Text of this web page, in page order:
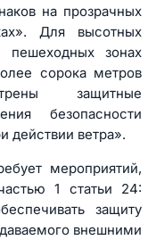
на прозрачных
Для высотных
пешеходных зонах
сорока метров
защитные
безопасности
действии ветра».
мероприятий,
1 статьи 24:
защиту
внешними